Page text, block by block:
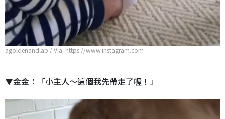
agoldenandlab / Via https://www.instagram.com
▼金金：「小主人～這個我先帶走了喔！」